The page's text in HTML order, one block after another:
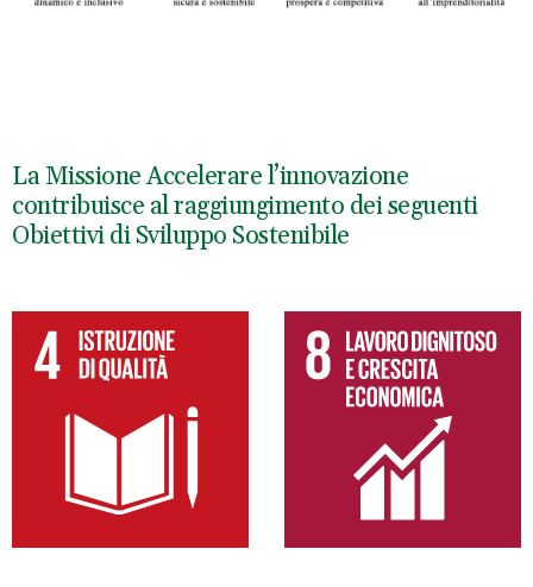
La Missione Accelerare l’innovazione
contribuisce al raggiungimento dei seguenti
Obiettivi di Sviluppo Sostenibile